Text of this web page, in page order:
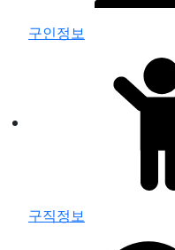
구인정보
구직정보